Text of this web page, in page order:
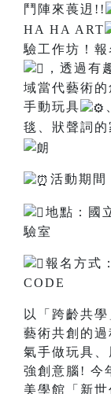
鬥陣來葨迌!!
HA HA ART
驗工作坊！
，透過有
域當代藝術
手動玩具
毯、狀聲詞的
活動期間
地點：國
驗室
報名方式
CODE
以「跨齡共
藝術共創的
氣手做玩具
強創意腦! 今
美學館「新